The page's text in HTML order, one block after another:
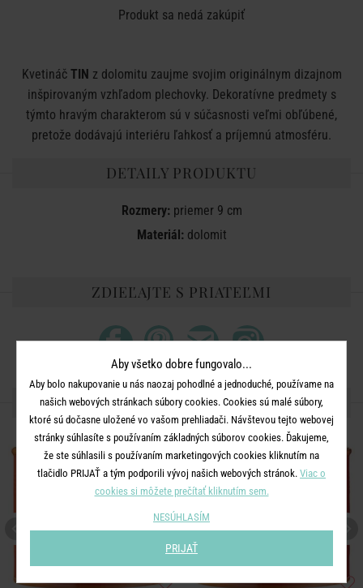
Produkt sa nedá zakúpiť
Kvetináč TIN z dolomitu zaujme svojim originálnym dizajnom
inšpirovaným vzhľadom plechovky. Dekoratívne predmety s
týmto hravým charakterom sú v súčasnosti veľmi obľúbené,
pretože dodávajú interiéru ľahkosť a príjemnú atmosféru.
DETAILY PRODUKTU
Rozmery:priemer 9 cm
Materiál:dolomit
ZDIEĽAJTE S PRIATEĽMI
ĎALŠIE PRODUKTY ZO SÉRIE
Aby všetko dobre fungovalo...
Aby bolo nakupovanie u nás naozaj pohodlné a jednoduché, používame na
našich webových stránkach súbory cookies. Cookies sú malé súbory,
ktoré sú dočasne uložené vo vašom prehliadači. Návštevou tejto webovej
stránky súhlasíte s používaním základných súborov cookies. Ďakujeme,
že ste súhlasili s používaním marketingových cookies kliknutím na
tlačidlo PRIJAŤ a tým podporili vývoj našich webových stránok. Viac o
cookies si môžete prečítať kliknutím sem.
NESÚHLASÍM
PRIJAŤ